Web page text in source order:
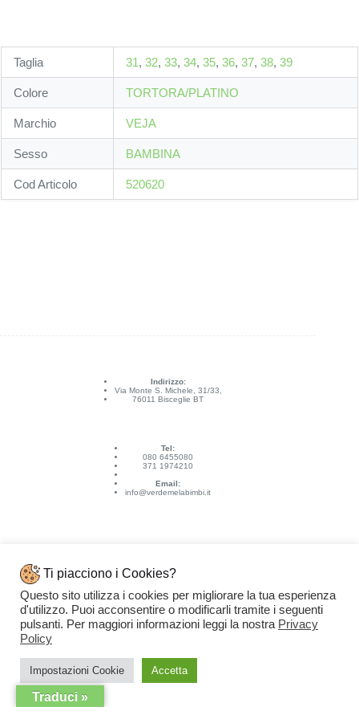
Taglia 31, 32, 33, 34, 35, 36, 37, 38, 39
Colore TORTORA/PLATINO
Marchio VEJA
Sesso BAMBINA
Cod Articolo 520620
Indirizzo:
Via Monte S. Michele, 31/33,
76011 Bisceglie BT
Tel:
080 6455080
371 1974210
Email:
info@verdemelabimbi.it
Link Utili
Spedizioni e pagamenti
Condizioni di vendita
Ti piacciono i Cookies?
Questo sito utilizza i cookies per migliorare la tua esperienza
d'utilizzo. Puoi acconsentire o modificarli tramite i seguenti
pulsanti. Per maggiori informazioni leggi la nostra Privacy
Policy
Impostazioni Cookie Accetta
Traduci »